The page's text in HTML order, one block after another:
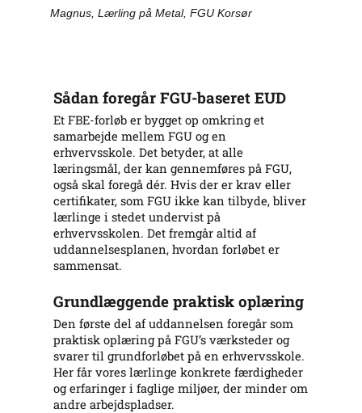
Magnus, Lærling på Metal, FGU Korsør
Sådan foregår FGU-baseret EUD
Et FBE-forløb er bygget op omkring et
samarbejde mellem FGU og en
erhvervsskole. Det betyder, at alle
læringsmål, der kan gennemføres på FGU,
også skal foregå dér. Hvis der er krav eller
certifikater, som FGU ikke kan tilbyde, bliver
lærlinge i stedet undervist på
erhvervsskolen. Det fremgår altid af
uddannelsesplanen, hvordan forløbet er
sammensat.
Grundlæggende praktisk oplæring
Den første del af uddannelsen foregår som
praktisk oplæring på FGU’s værksteder og
svarer til grundforløbet på en erhvervsskole.
Her får vores lærlinge konkrete færdigheder
og erfaringer i faglige miljøer, der minder om
andre arbejdspladser.